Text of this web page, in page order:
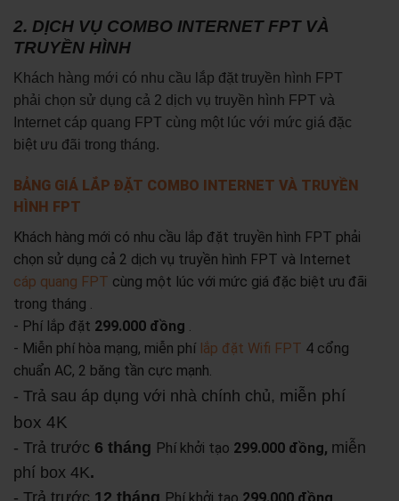
2. DỊCH VỤ COMBO INTERNET FPT VÀ
TRUYỀN HÌNH
Khách hàng mới có nhu cầu lắp đặt truyền hình FPT
phải chọn sử dụng cả 2 dịch vụ truyền hình FPT và
Internet cáp quang FPT cùng một lúc với mức giá đặc
biệt ưu đãi trong tháng.
BẢNG GIÁ LẮP ĐẶT COMBO INTERNET VÀ TRUYỀN
HÌNH FPT
Khách hàng mới có nhu cầu lắp đặt truyền hình FPT phải
chọn sử dụng cả 2 dịch vụ truyền hình FPT và Internet
cáp quang FPT cùng một lúc với mức giá đặc biệt ưu đãi
trong tháng .
- Phí lắp đặt 299.000 đồng
- Miễn phí hòa mạng, miễn phí lắp đặt Wifi FPT 4 cổng
chuẩn AC, 2 băng tần cực mạnh.
- Trả sau áp dụng với nhà chính chủ, miễn phí
box 4K
- Trả trước 6 tháng Phí khởi tạo 299.000 đồng, miễn
phí box 4K.
- Trả trước 12 tháng
,